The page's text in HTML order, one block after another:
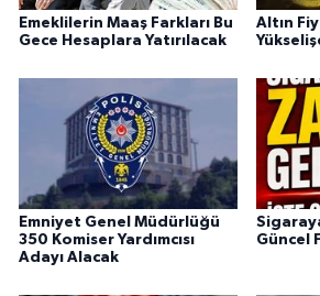
Emeklilerin Maaş Farkları Bu
Gece Hesaplara Yatırılacak
Altın
Emniyet Genel Müdürlüğü
350 Komiser Yardımcısı
Adayı Alacak
Güncel